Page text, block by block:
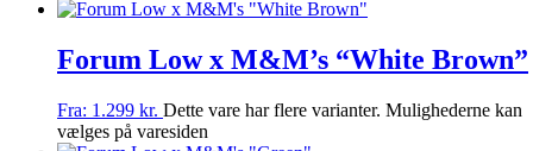
Forum Low x M&M’s “White Brown”
Fra: 1.299 kr. Dette vare har flere varianter. Mulighederne kan
vælges på varesiden